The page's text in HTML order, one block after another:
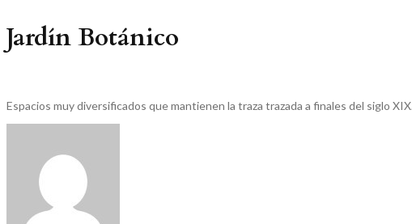
Jardín Botánico
Espacios muy diversificados que mantienen la traza trazada a finales del siglo XIX.